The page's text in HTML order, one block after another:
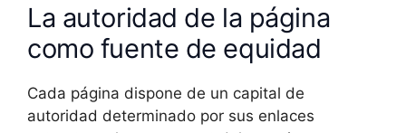
La autoridad de la página
como fuente de equidad
Cada página dispone de un capital de
autoridad determinado por sus enlaces